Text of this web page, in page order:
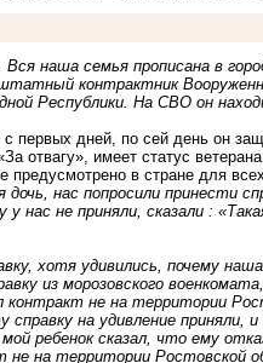
наша семья прописана в
контрактник
Республики. На СВО он
первых дней, по сей день он
отвагу», имеет статус
предусмотрено в стране для
нас попросили принести
нас не приняли, сказали :
хотя удивились, почему
из морозовского
контракт не на территории
на удивление приняли,
ребенок сказал, что ему
не на территории Ростовской